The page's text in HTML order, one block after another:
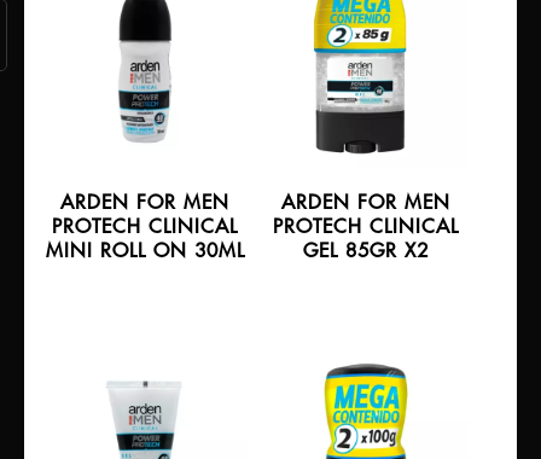
ARDEN FOR MEN
PROTECH CLINICAL
MINI ROLL ON 30ML
ARDEN FOR MEN
PROTECH CLINICAL
GEL 85GR X2